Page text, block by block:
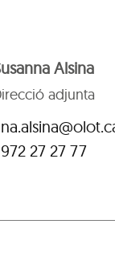
Alsina
adjunta
972 27 27 77